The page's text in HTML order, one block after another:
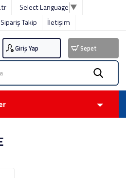
Select Language ▼
Sipariş Takip İletişim
Giriş Yap Sepet